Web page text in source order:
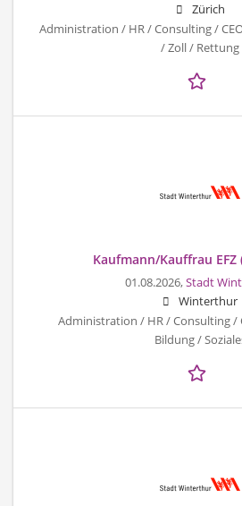
Zürich
Administration / HR / Consulting /
/ Zoll / Rettung
Kaufmann/Kauffrau EFZ
01.08.2026,Stadt
Winterthur
Administration / HR / Consulting /
Bildung /